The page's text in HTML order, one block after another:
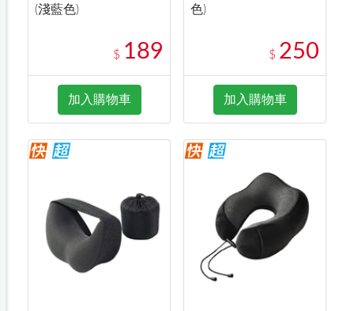
(淺藍色)
$ 189
加入購物車
色)
$ 250
加入購物車